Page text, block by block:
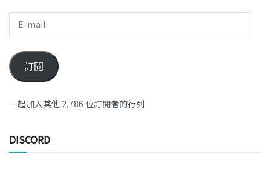
訂閱
一起加入其他 2,786 位訂閱者的行列
DISCORD